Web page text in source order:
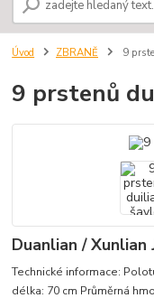
Úvod ZBRANĚ 9
9 prstenů
Duanlian / Xunlian
Technické informace:
délka: 70 cm Průměrná